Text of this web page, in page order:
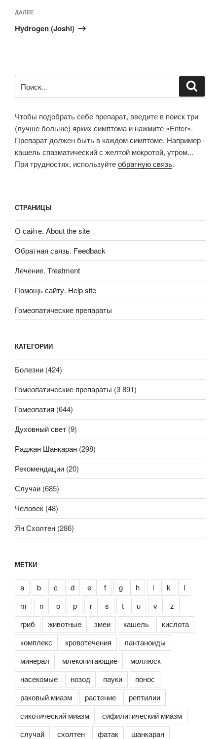
Следующая
запись
ДАЛЕЕ
Hydrogen (Joshi)
Чтобы подобрать себе препарат, введите в поиск три
(лучше больше) ярких симптома и нажмите «Enter».
Препарат должен быть в каждом симптоме. Например -
кашель спазматический с желтой мокротой, утром...
При трудностях, используйтеобратную связь.
СТРАНИЦЫ
О сайте. About the site
Обратная связь. Feedback
Лечение. Treatment
Помощь сайту. Help site
Гомеопатические препараты
КАТЕГОРИИ
Болезни (424)
Гомеопатические препараты (3 891)
Гомеопатия (644)
Духовный свет (9)
Раджан Шанкаран (298)
Рекомендации (20)
Случаи (685)
Человек (48)
Ян Схолтен (286)
МЕТКИ
a b c d e f g h i k
l
m
n o p r s t u v
z
гриб
животные змеи кашель
кислота
комплекс
кровотечения
лантаноиды
минерал
млекопитающие
моллюск
насекомые
нозод пауки
понос
раковый миазм
растение
рептилии
сикотический миазм
сифилитический миазм
случай
схолтен фатак шанкаран